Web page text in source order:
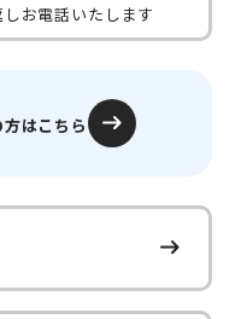
お電話いたします
方はこちら